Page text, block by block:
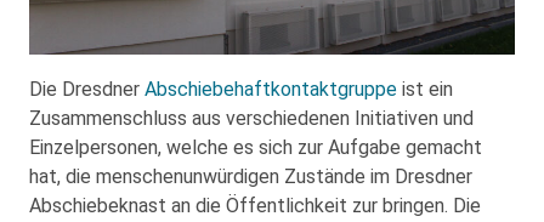
Die Dresdner Abschiebehaftkontaktgruppe ist ein
Zusammenschluss aus verschiedenen Initiativen und
Einzelpersonen, welche es sich zur Aufgabe gemacht
hat, die menschenunwürdigen Zustände im Dresdner
Abschiebeknast an die Öffentlichkeit zur bringen. Die